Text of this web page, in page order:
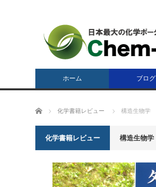
ホーム ブログ
ホーム 化学書籍レビュー 構造生物学
化学書籍レビュー 構造生物学